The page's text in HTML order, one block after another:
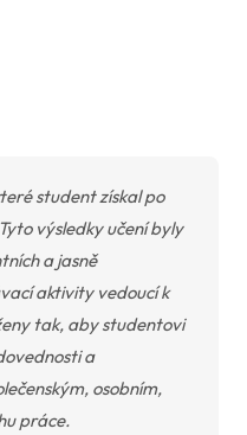
student získal po
výsledky učení byly
a jasně
aktivity vedoucí k
tak, aby studentovi
a
osobním,
práce.